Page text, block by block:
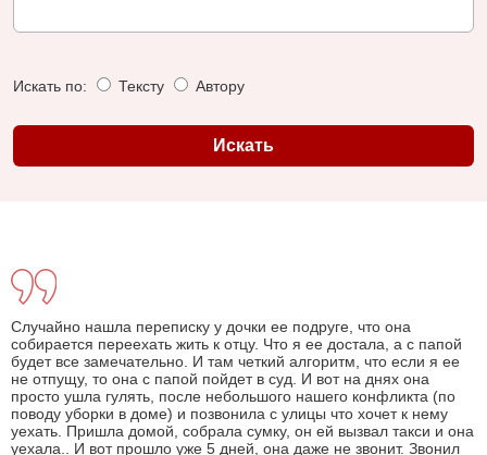
Искать по: Тексту Автору
Случайно нашла переписку у дочки ее подруге, что она
собирается переехать жить к отцу. Что я ее достала, а с папой
будет все замечательно. И там четкий алгоритм, что если я ее
не отпущу, то она с папой пойдет в суд. И вот на днях она
просто ушла гулять, после небольшого нашего конфликта (по
поводу уборки в доме) и позвонила с улицы что хочет к нему
уехать. Пришла домой, собрала сумку, он ей вызвал такси и она
уехала.. И вот прошло уже 5 дней, она даже не звонит. Звонил